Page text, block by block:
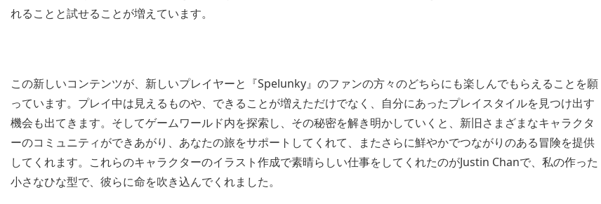
れることと試せることが増えています。
この新しいコンテンツが、新しいプレイヤーと『Spelunky』のファンの方々のどちらにも楽しんでもらえることを願
っています。プレイ中は見えるものや、できることが増えただけでなく、自分にあったプレイスタイルを見つけ出す
機会も出てきます。そしてゲームワールド内を探索し、その秘密を解き明かしていくと、新旧さまざまなキャラクタ
ーのコミュニティができあがり、あなたの旅をサポートしてくれて、またさらに鮮やかでつながりのある冒険を提供
してくれます。これらのキャラクターのイラスト作成で素晴らしい仕事をしてくれたのがJustin Chanで、私の作った
小さなひな型で、彼らに命を吹き込んでくれました。